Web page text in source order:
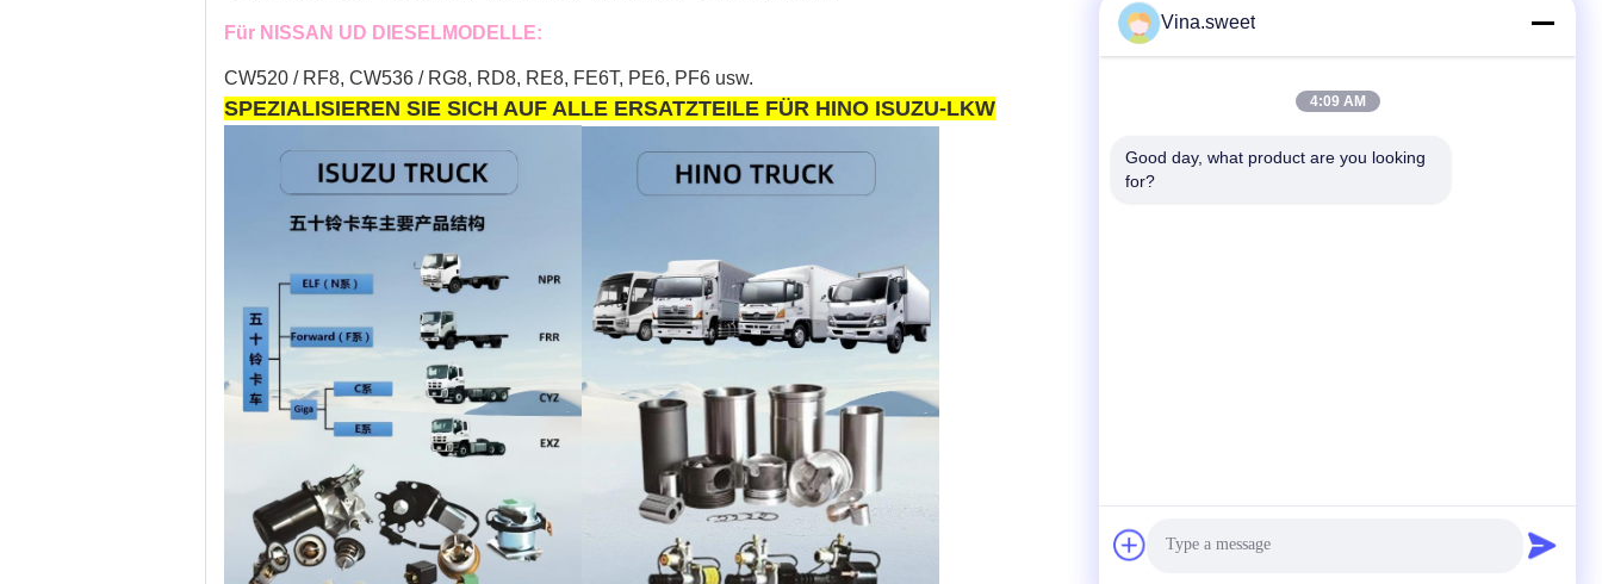
Für NISSAN UD DIESELMODELLE:
CW520 / RF8, CW536 / RG8, RD8, RE8, FE6T, PE6, PF6 usw.
SPEZIALISIEREN SIE SICH AUF ALLE ERSATZTEILE FÜR HINO ISUZU-LKW
Vina.sweet
4:09 AM
Good day, what product are you looking
for?